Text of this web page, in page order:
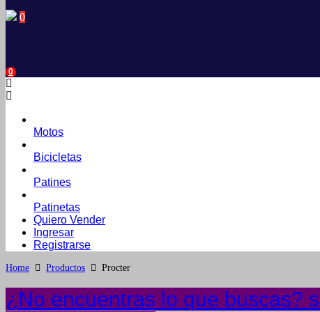
0
0
Motos
Bicicletas
Patines
Patinetas
Quiero Vender
Ingresar
Registrarse
Home Productos Procter
¿No encuentras lo que buscas?